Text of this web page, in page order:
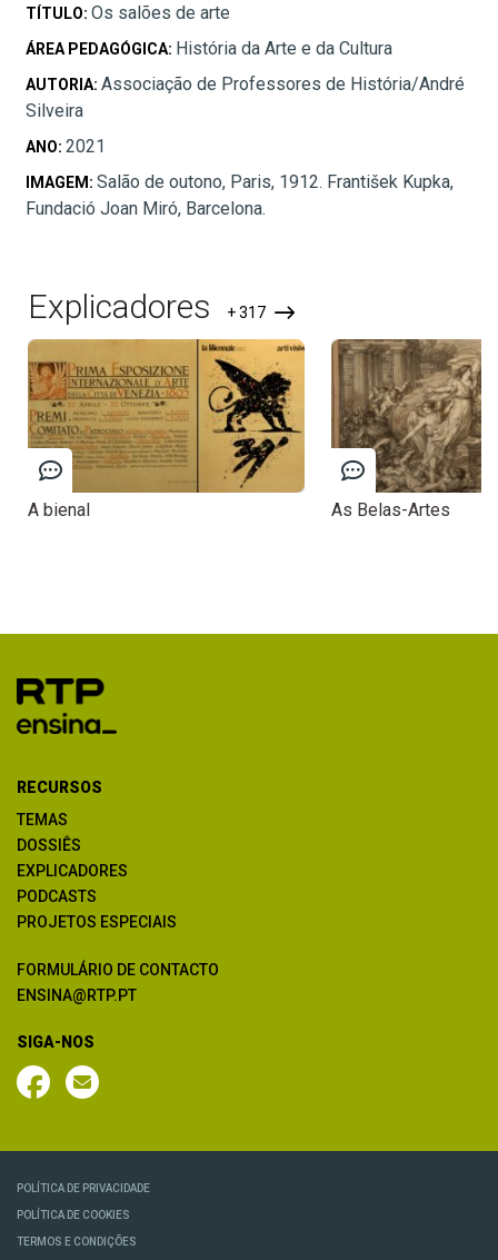
TÍTULO: Os salões de arte
ÁREA PEDAGÓGICA: História da Arte e da Cultura
AUTORIA: Associação de Professores de História/André
Silveira
ANO: 2021
IMAGEM: Salão de outono, Paris, 1912. František Kupka,
Fundació Joan Miró, Barcelona.
Explicadores + 317
A bienal As Belas-Artes
RECURSOS
TEMAS
DOSSIÊS
EXPLICADORES
PODCASTS
PROJETOS ESPECIAIS
FORMULÁRIO DE CONTACTO
ENSINA@RTP.PT
SIGA-NOS
POLÍTICA DE PRIVACIDADE
POLÍTICA DE COOKIES
TERMOS E CONDIÇÕES